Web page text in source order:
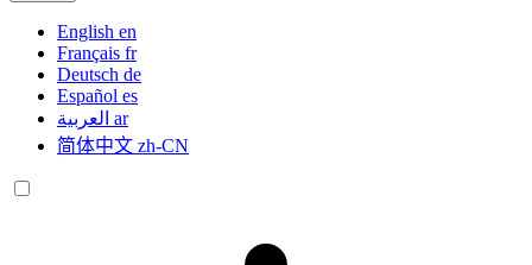
English en
Français fr
Deutsch de
Español es
العربية ar
简体中文 zh-CN